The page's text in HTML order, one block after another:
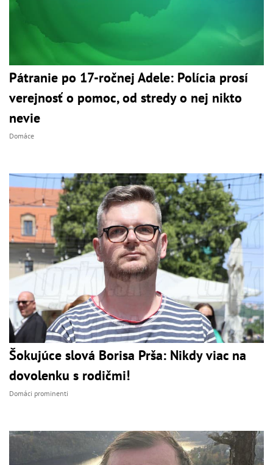
Pátranie po 17-ročnej Adele: Polícia prosí
verejnosť o pomoc, od stredy o nej nikto
nevie
Domáce
Šokujúce slová Borisa Prša: Nikdy viac na
dovolenku s rodičmi!
Domáci prominenti